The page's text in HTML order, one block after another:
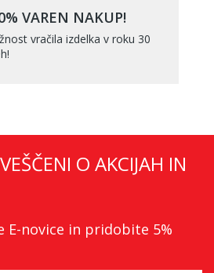
VAREN NAKUP!
vračila izdelka v roku 30
O AKCIJAH IN
E-novice in pridobite 5%